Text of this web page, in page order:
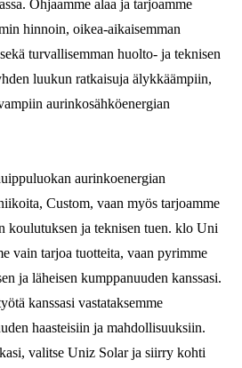
Ohjaamme alaa ja tarjoamme
hinnoin, oikea-aikaisemman
turvallisemman huolto- ja teknisen
luukun ratkaisuja älykkäämpiin,
aurinkosähköenergian
aurinkoenergian
Custom, vaan myös tarjoamme
koulutuksen ja teknisen tuen. klo Uni
vain tarjoa tuotteita, vaan pyrimme
ja läheisen kumppanuuden kanssasi.
kanssasi vastataksemme
haasteisiin ja mahdollisuuksiin.
valitse Uniz Solar ja siirry kohti